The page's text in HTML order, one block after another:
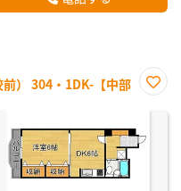
） 304・1DK-【中部
に入
録